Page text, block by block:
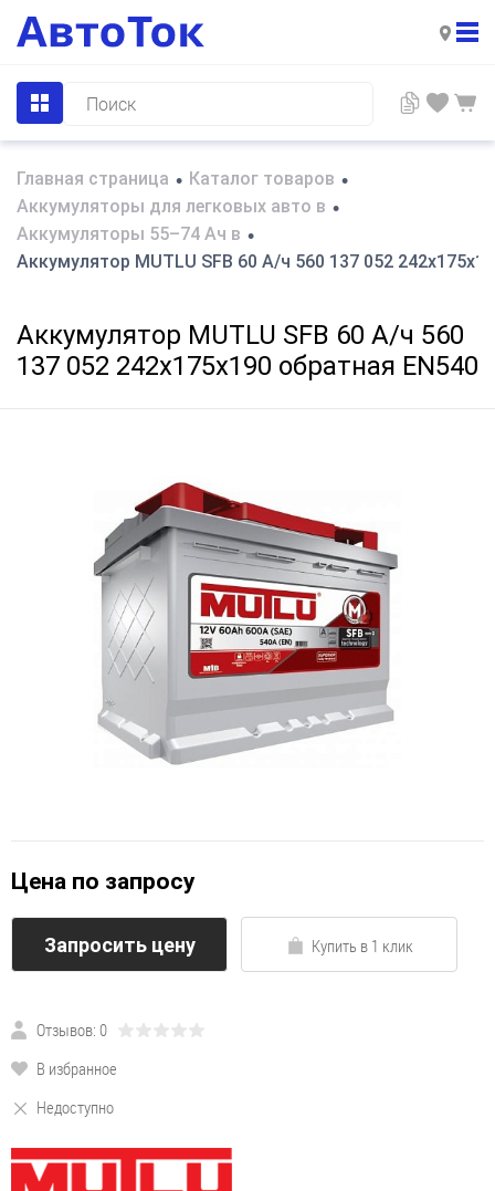
Главная страница • Каталог товаров •
Аккумуляторы для легковых авто в •
Аккумуляторы 55–74 Ач в •
Аккумулятор MUTLU SFB 60 А/ч 560 137 052
Аккумулятор MUTLU SFB 60 А/ч 560
137 052 242x175x190 обратная EN540
Цена по запросу
Запросить цену Купить в 1 клик
Отзывов: 0
В избранное
Недоступно